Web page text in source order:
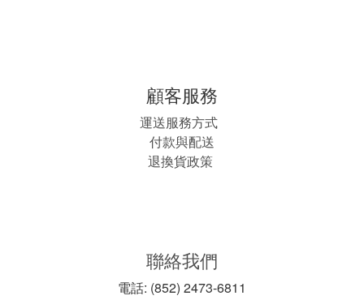
顧客服務
運送服務方式
付款與配送
退換貨政策
聯絡我們
電話: (852) 2473-6811